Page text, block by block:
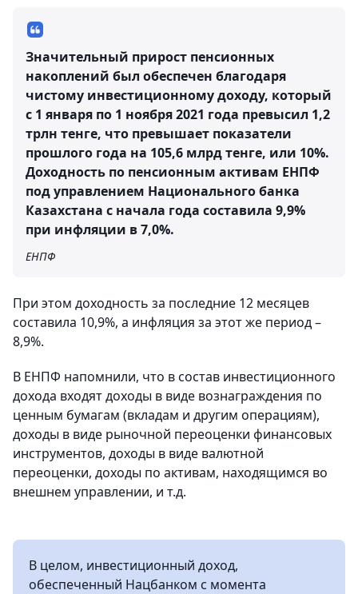
Значительный прирост пенсионных
накоплений был обеспечен благодаря
чистому инвестиционному доходу, который
с 1 января по 1 ноября 2021 года превысил 1,2
трлн тенге, что превышает показатели
прошлого года на 105,6 млрд тенге, или 10%.
Доходность по пенсионным активам ЕНПФ
под управлением Национального банка
Казахстана с начала года составила 9,9%
при инфляции в 7,0%.
ЕНПФ
При этом доходность за последние 12 месяцев
составила 10,9%, а инфляция за этот же период –
8,9%.
В ЕНПФ напомнили, что в состав инвестиционного
дохода входят доходы в виде вознаграждения по
ценным бумагам (вкладам и другим операциям),
доходы в виде рыночной переоценки финансовых
инструментов, доходы в виде валютной
переоценки, доходы по активам, находящимся во
внешнем управлении, и т.д.
В целом, инвестиционный доход,
обеспеченный Нацбанком с момента